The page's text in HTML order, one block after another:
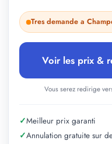
Tres demande a
Voir les prix &
Vous serez redirige
✓Meilleur prix garanti
✓Annulation gratuite sur